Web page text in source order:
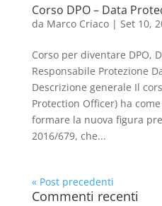
Corso DPO – Data
da Marco Criaco| Set 10,
Corso per diventare DPO,
Responsabile Protezione
Descrizione generale Il
Protection Officer) ha
formare la nuova figura
2016/679, che...
« Post precedenti
Commenti recenti